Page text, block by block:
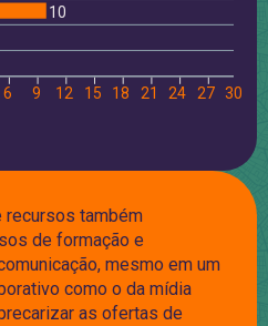
30
27
24
21
18
15
12
9
6
10
recursos também
de formação e
mesmo em um
como o da mídia
as ofertas de